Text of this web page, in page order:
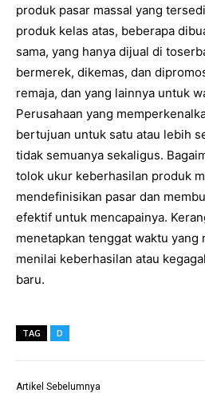
produk pasar massal yang
produk kelas atas, beberapa
sama, yang hanya dijual di
bermerek, dikemas, dan
remaja, dan yang lainnya untuk
Perusahaan yang
bertujuan untuk satu atau lebih
tidak semuanya sekaligus.
tolok ukur keberhasilan produk
mendefinisikan pasar dan
efektif untuk mencapainya.
menetapkan tenggat waktu yang
menilai keberhasilan atau
baru.
TAG D
Artikel Sebelumnya